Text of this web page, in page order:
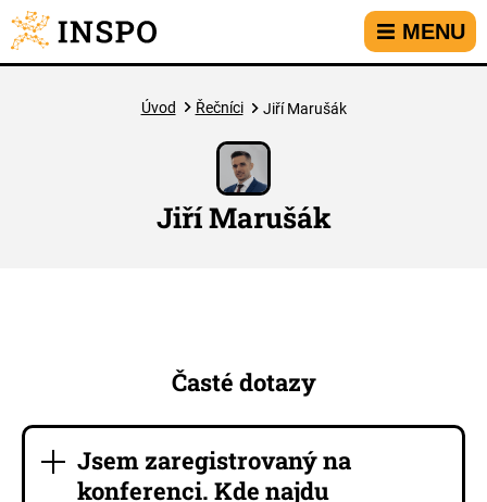
Přejít na hlavní menu
Přejít na obsah
Přejít na kontakt
MENU
Úvod Řečníci Jiří Marušák
Jiří Marušák
Časté dotazy
Jsem zaregistrovaný na
konferenci. Kde najdu